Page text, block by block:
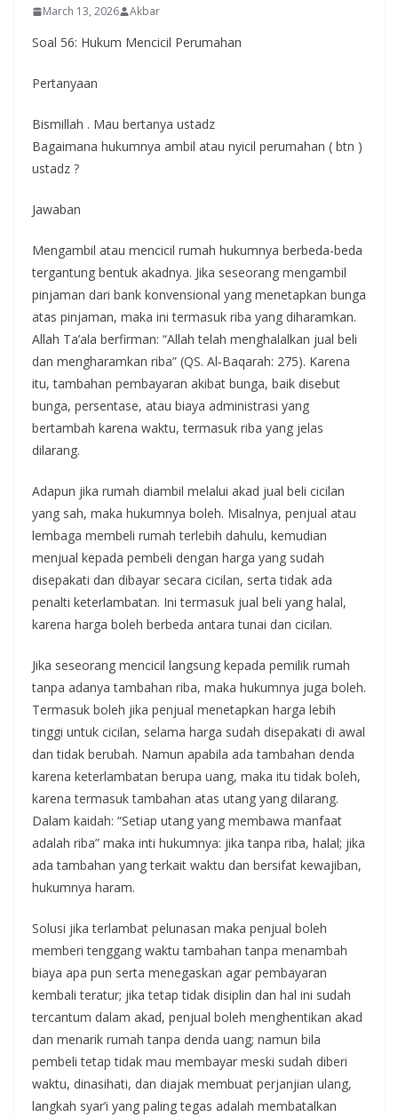
March 13, 2026 Akbar
Soal 56: Hukum Mencicil Perumahan
Pertanyaan
Bismillah . Mau bertanya ustadz
Bagaimana hukumnya ambil atau nyicil perumahan ( btn )
ustadz ?
Jawaban
Mengambil atau mencicil rumah hukumnya berbeda-beda
tergantung bentuk akadnya. Jika seseorang mengambil
pinjaman dari bank konvensional yang menetapkan bunga
atas pinjaman, maka ini termasuk riba yang diharamkan.
Allah Ta’ala berfirman: “Allah telah menghalalkan jual beli
dan mengharamkan riba” (QS. Al‑Baqarah: 275). Karena
itu, tambahan pembayaran akibat bunga, baik disebut
bunga, persentase, atau biaya administrasi yang
bertambah karena waktu, termasuk riba yang jelas
dilarang.
Adapun jika rumah diambil melalui akad jual beli cicilan
yang sah, maka hukumnya boleh. Misalnya, penjual atau
lembaga membeli rumah terlebih dahulu, kemudian
menjual kepada pembeli dengan harga yang sudah
disepakati dan dibayar secara cicilan, serta tidak ada
penalti keterlambatan. Ini termasuk jual beli yang halal,
karena harga boleh berbeda antara tunai dan cicilan.
Jika seseorang mencicil langsung kepada pemilik rumah
tanpa adanya tambahan riba, maka hukumnya juga boleh.
Termasuk boleh jika penjual menetapkan harga lebih
tinggi untuk cicilan, selama harga sudah disepakati di awal
dan tidak berubah. Namun apabila ada tambahan denda
karena keterlambatan berupa uang, maka itu tidak boleh,
karena termasuk tambahan atas utang yang dilarang.
Dalam kaidah: “Setiap utang yang membawa manfaat
adalah riba” maka inti hukumnya: jika tanpa riba, halal; jika
ada tambahan yang terkait waktu dan bersifat kewajiban,
hukumnya haram.
Solusi jika terlambat pelunasan maka penjual boleh
memberi tenggang waktu tambahan tanpa menambah
biaya apa pun serta menegaskan agar pembayaran
kembali teratur; jika tetap tidak disiplin dan hal ini sudah
tercantum dalam akad, penjual boleh menghentikan akad
dan menarik rumah tanpa denda uang; namun bila
pembeli tetap tidak mau membayar meski sudah diberi
waktu, dinasihati, dan diajak membuat perjanjian ulang,
langkah syar’i yang paling tegas adalah membatalkan